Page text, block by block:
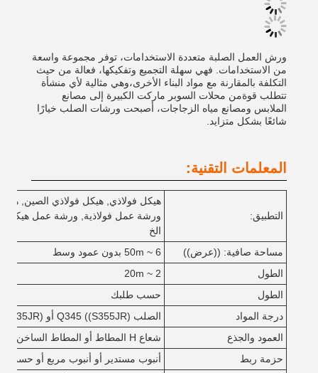
ورش العمل الصلبة متعددة الاستخدامات، توفر مجموعة واسعة
من الاستخدامات. فهي سهلة التجميع وتفكيكها، فعالة من حيث
التكلفة بالمقارنة مع مواد البناء الأخرى،وهي مثالية لأي منشأة
تتطلب قوةمن محلات السوبر ماركت الكبيرة إلى مصانع
الملابس ومصانع مياه الزجاجات، أصبحت ورشات الصلب خيارًا
شائعًا بشكل متزايد.
المعلمات التقنية:
التطبيق:
هيكل فولاذي, هيكل فولاذي الصين,
ورشة عمل فولاذية, ورشة عمل هيكل
الخ
مساحة صافية: ((عرض))
6 ~ 50m بدون عمود وسط
الطول
2 ~ 20m
الطول
حسب طلبك
درجة المواد
الصلب Q345 ((S355JR) أو Q235 ((S235JR) أو حسب الطلب
العمود والجذع
شعاع H المطاط أو المطاط الساخن
حزمة ربط
أنبوب مستدير أو أنبوب مربع أو حسب